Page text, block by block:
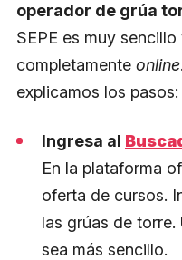
operador de grúa
SEPE es muy
completamente online
explicamos los pasos:
Ingresa al
En la plataforma
oferta de cursos.
las grúas de
sea más sencillo.